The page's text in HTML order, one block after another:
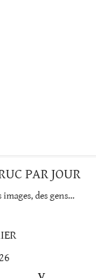
PAR JOUR
images, des gens…